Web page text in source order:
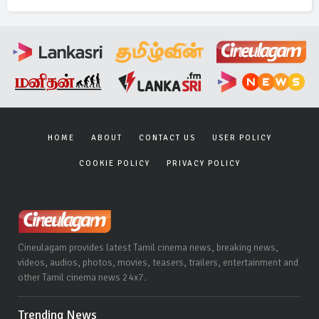
HOME ABOUT CONTACT US USER POLICY
COOKIE POLICY PRIVACY POLICY
Cineulagam provides latest Tamil cinema news, breaking news,
videos, audios, photos, movies, teasers, trailers, entertainment and
other Tamil cinema news 24x7.
Trending News